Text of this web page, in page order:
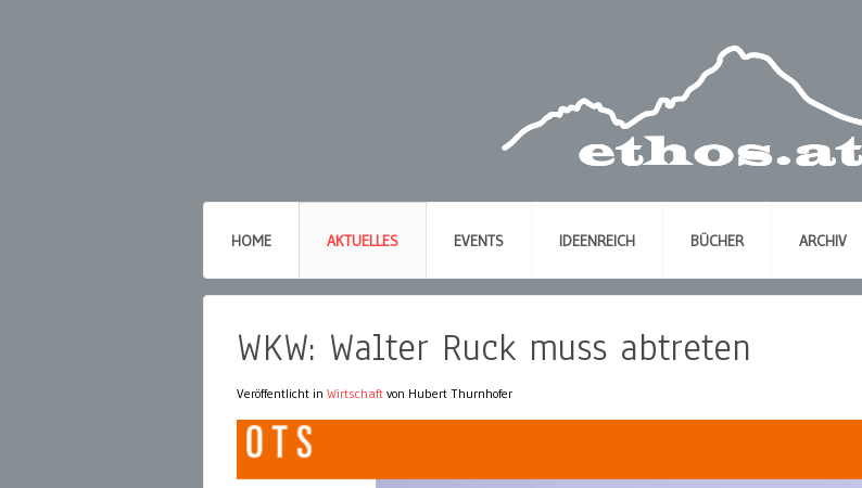
HOME AKTUELLES EVENTS IDEENREICH BÜCHER ARCHIV
WKW: Walter Ruck muss abtreten
Veröffentlicht in Wirtschaft von Hubert Thurnhofer